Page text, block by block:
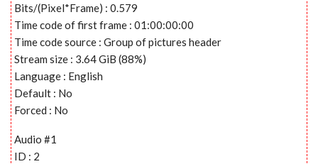
Bits/(Pixel*Frame) : 0.579
Time code of first frame : 01:00:00:00
Time code source : Group of pictures header
Stream size : 3.64 GiB (88%)
Language : English
Default : No
Forced : No
Audio #1
ID : 2